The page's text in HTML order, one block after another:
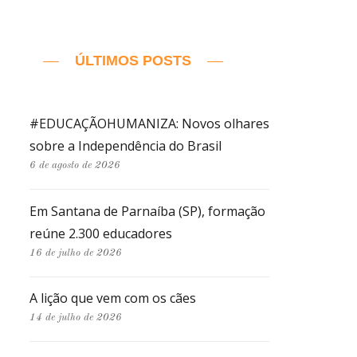
ÚLTIMOS POSTS
#EDUCAÇÃOHUMANIZA: Novos olhares
sobre a Independência do Brasil
6 de agosto de 2026
Em Santana de Parnaíba (SP), formação
reúne 2.300 educadores
16 de julho de 2026
A lição que vem com os cães
14 de julho de 2026